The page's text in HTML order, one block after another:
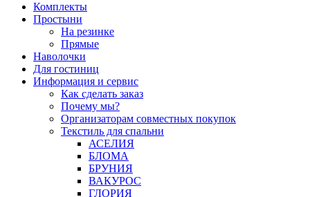
Комплекты
Простыни
На резинке
Прямые
Наволочки
Для гостиниц
Информация и сервис
Как сделать заказ
Почему мы?
Организаторам совместных покупок
Текстиль для спальни
АСЕЛИЯ
БЛОМА
БРУНИЯ
ВАКУРОС
ГЛОРИЯ